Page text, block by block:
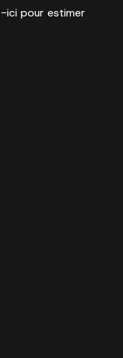
ici pour estimer